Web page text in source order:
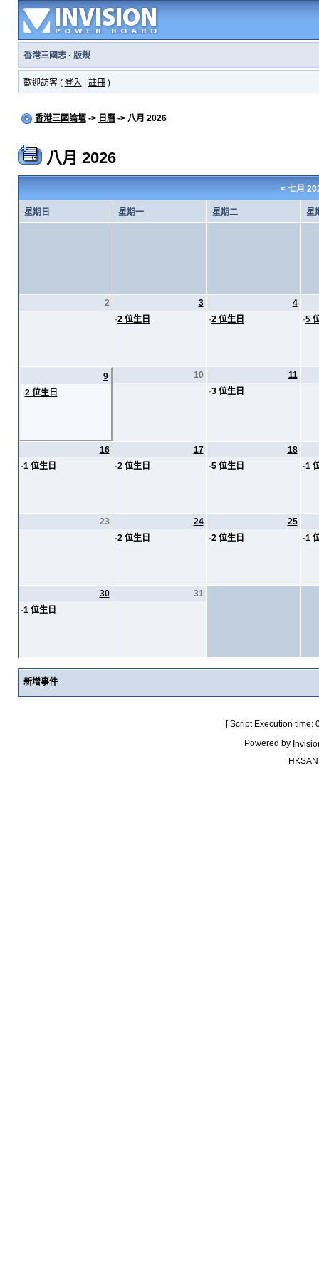
香港三國志· 版規
歡迎訪客 ( 登入 註冊)
香港三國論壇-> 日曆-> 八月 2026
八月 2026
< 七月
星期日 星期一 星期二 星
2
3
·2 位生日
4
·2 位生日 ·5
9
·2 位生日
10
11
·3 位生日
16
·1 位生日
17
·2 位生日
18
·5 位生日 ·1
23
24
·2 位生日
25
·2 位生日 ·1
30
·1 位生日
31
新增事件
[ Script Execution
Powered by